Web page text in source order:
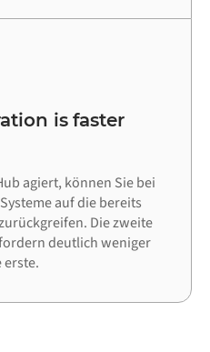
is faster
agiert, können Sie bei
auf die bereits
Die zweite
deutlich weniger
erste.